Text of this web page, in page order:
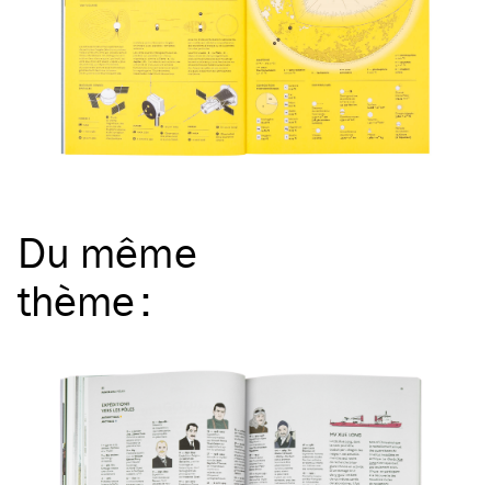
Du même
thème: